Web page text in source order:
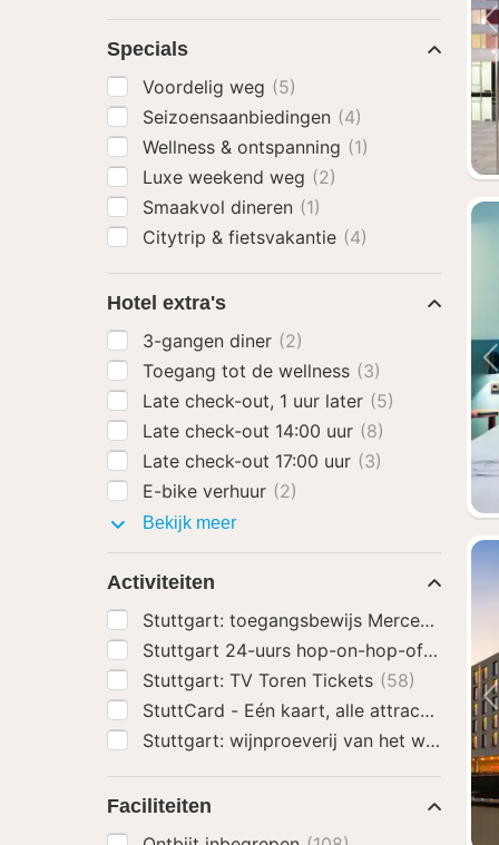
Specials
Voordelig weg (5)
Seizoensaanbiedingen (4)
Wellness & ontspanning (1)
Luxe weekend weg (2)
Smaakvol dineren (1)
Citytrip & fietsvakantie (4)
Hotel extra's
3-gangen diner (2)
Toegang tot de wellness (3)
Late check-out, 1 uur later (5)
Late check-out 14:00 uur (8)
Late check-out 17:00 uur (3)
E-bike verhuur (2)
Bekijk meerHotel
Activiteiten
Stuttgart: toegangsbewijs Mercedes-
Stuttgart 24-uurs hop-on-hop-off-
Stuttgart: TV Toren Tickets (58)
StuttCard - Eén kaart, alle attracties
(58)
Stuttgart: wijnproeverij van het
Faciliteiten